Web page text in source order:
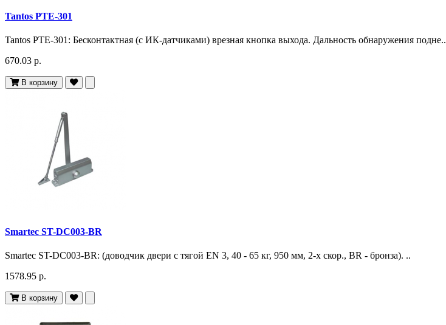
Tantos PTE-301
Tantos PTE-301: Бесконтактная (с ИК-датчиками) врезная кнопка выхода. Дальность обнаружения подне..
670.03 р.
В корзину
Smartec ST-DC003-BR
Smartec ST-DC003-BR: (доводчик двери c тягой EN 3, 40 - 65 кг, 950 мм, 2-х скор., BR - бронза). ..
1578.95 р.
В корзину